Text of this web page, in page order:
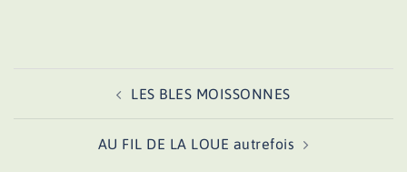
LES BLES MOISSONNES
AU FIL DE LA LOUE autrefois